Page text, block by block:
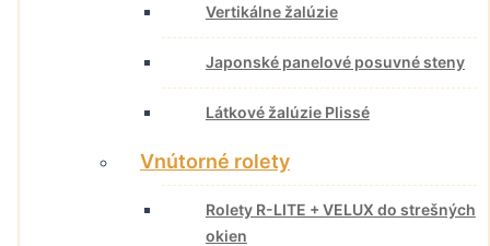
Vertikálne žalúzie
Japonské panelové posuvné steny
Látkové žalúzie Plissé
Vnútorné rolety
Rolety R-LITE + VELUX do strešných
okien